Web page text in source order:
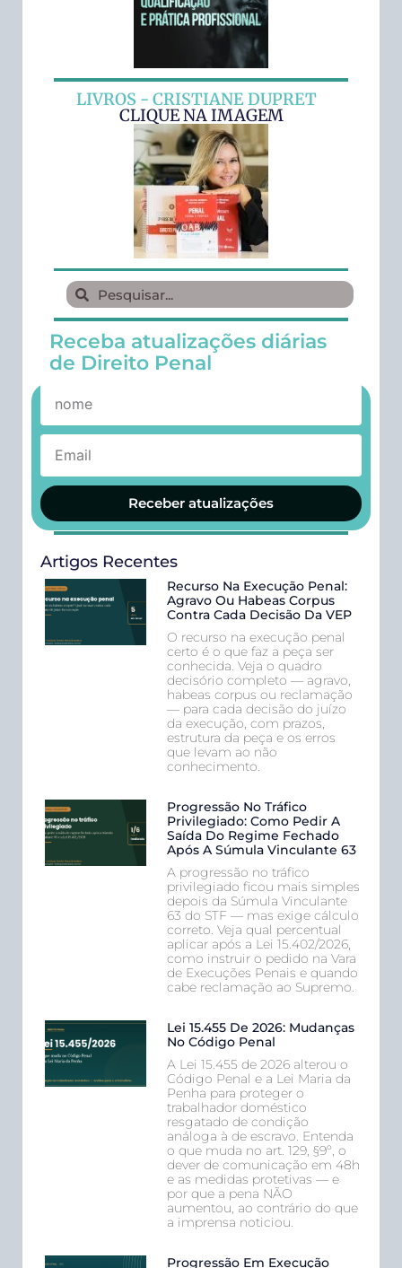
LIVROS - CRISTIANE DUPRET
CLIQUE NA IMAGEM
Receba atualizações diárias
de Direito Penal
Receber atualizações
Artigos Recentes
Recurso Na Execução Penal:
Agravo Ou Habeas Corpus
Contra Cada Decisão Da VEP
O recurso na execução penal
certo é o que faz a peça ser
conhecida. Veja o quadro
decisório completo — agravo,
habeas corpus ou reclamação
— para cada decisão do juízo
da execução, com prazos,
estrutura da peça e os erros
que levam ao não
conhecimento.
Progressão No Tráfico
Privilegiado: Como Pedir A
Saída Do Regime Fechado
Após A Súmula Vinculante 63
A progressão no tráfico
privilegiado ficou mais simples
depois da Súmula Vinculante
63 do STF — mas exige cálculo
correto. Veja qual percentual
aplicar após a Lei 15.402/2026,
como instruir o pedido na Vara
de Execuções Penais e quando
cabe reclamação ao Supremo.
Lei 15.455 De 2026: Mudanças
No Código Penal
A Lei 15.455 de 2026 alterou o
Código Penal e a Lei Maria da
Penha para proteger o
trabalhador doméstico
resgatado de condição
análoga à de escravo. Entenda
o que muda no art. 129, §9º, o
dever de comunicação em 48h
e as medidas protetivas — e
por que a pena NÃO
aumentou, ao contrário do que
a imprensa noticiou.
Progressão Em Execução